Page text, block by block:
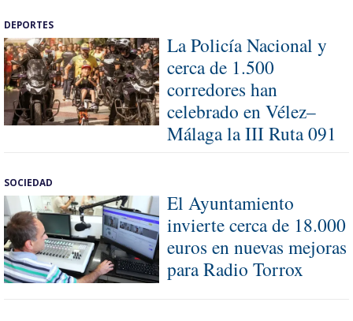
DEPORTES
La Policía Nacional y
cerca de 1.500
corredores han
celebrado en Vélez–
Málaga la III Ruta 091
SOCIEDAD
El Ayuntamiento
invierte cerca de 18.000
euros en nuevas mejoras
para Radio Torrox